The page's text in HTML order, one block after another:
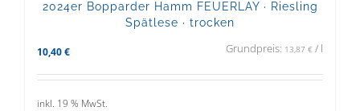
2024er Bopparder Hamm FEUERLAY · Riesling
Spätlese · trocken
10,40 € Grundpreis: 13,87 € / l
inkl. 19 % MwSt.